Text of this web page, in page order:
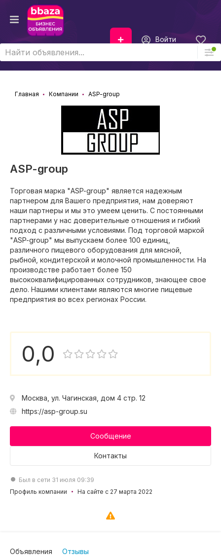
Войти
Главная Компании ASP-group
ASP-group
Торговая марка "ASP-group" является надежным
партнером для Вашего предприятия, нам доверяют
наши партнеры и мы это умеем ценить. С постоянными
партнерами у нас доверительные отношения и гибкий
подход с различными условиями. Под торговой маркой
"ASP-group" мы выпускаем более 100 единиц,
различного пищевого оборудования для мясной,
рыбной, кондитерской и молочной промышленности. На
производстве работает более 150
высококвалифицированных сотрудников, знающее свое
дело. Нашими клиентами являются многие пищевые
предприятия во всех регионах России.
0,0
Москва, ул. Чагинская, дом 4 стр. 12
https://asp-group.su
Сообщение
Контакты
Был в сети 31 июля 09:39
Профиль компании
На сайте с 27 марта 2022
Объявления Отзывы